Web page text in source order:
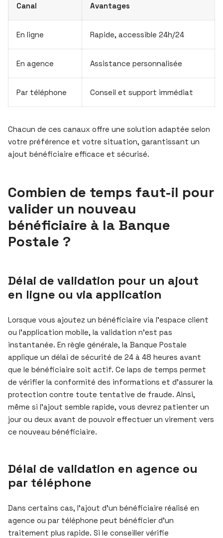
Canal Avantages
En ligne Rapide, accessible 24h/24
En agence Assistance personnalisée
Par téléphone Conseil et support immédiat
Chacun de ces canaux offre une solution adaptée selon
votre préférence et votre situation, garantissant un
ajout bénéficiaire efficace et sécurisé.
Combien de temps faut-il pour
valider un nouveau
bénéficiaire à la Banque
Postale ?
Délai de validation pour un ajout
en ligne ou via application
Lorsque vous ajoutez un bénéficiaire via l’espace client
ou l’application mobile, la validation n’est pas
instantanée. En règle générale, la Banque Postale
applique un délai de sécurité de 24 à 48 heures avant
que le bénéficiaire soit actif. Ce laps de temps permet
de vérifier la conformité des informations et d’assurer la
protection contre toute tentative de fraude. Ainsi,
même si l’ajout semble rapide, vous devrez patienter un
jour ou deux avant de pouvoir effectuer un virement vers
ce nouveau bénéficiaire.
Délai de validation en agence ou
par téléphone
Dans certains cas, l’ajout d’un bénéficiaire réalisé en
agence ou par téléphone peut bénéficier d’un
traitement plus rapide. Si le conseiller vérifie